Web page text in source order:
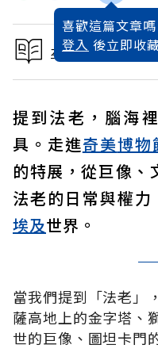
喜歡這篇文章
登入 後立即收
本文出自 2026 /
提到法老，腦海
具。走進奇美博物
的特展，從巨像、
法老的日常與權
埃及世界。
當我們提到「法老」
薩高地上的金字塔、
世的巨像、圖坦卡門